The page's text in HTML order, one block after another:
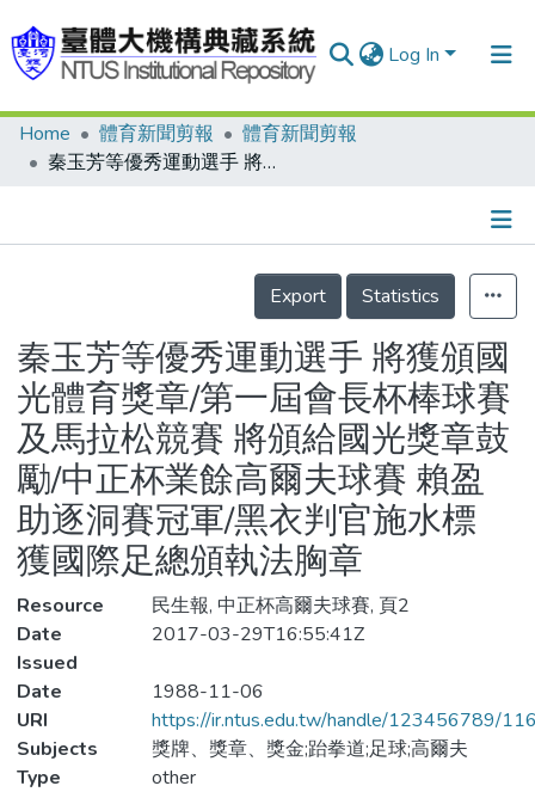
Log In
Communities & Collections
Statistics
Home 體育新聞剪報
體育新聞剪報
秦玉芳等優秀運動選手 將獲頒國光體育獎章/第一屆會長杯棒球賽及馬拉松競賽 將頒給國光獎章鼓勵/中正杯業餘高爾夫球賽 賴盈助逐洞賽冠軍/黑衣判官施水標 獲國際足總頒執法胸章
Details
Export
Statistics
秦玉芳等優秀運動選手 將獲頒國
光體育獎章/第一屆會長杯棒球賽
及馬拉松競賽 將頒給國光獎章鼓
勵/中正杯業餘高爾夫球賽 賴盈
助逐洞賽冠軍/黑衣判官施水標
獲國際足總頒執法胸章
Resource
民生報, 中正杯高爾夫球賽, 頁2
Date
Issued
2017-03-29T16:55:41Z
Date
1988-11-06
URI
https://ir.ntus.edu.tw/handle/123456789/
Subjects
獎牌、獎章、獎金;跆拳道;足球;高爾夫
Type
other